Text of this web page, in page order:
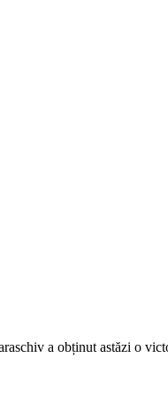
a obținut astăzi o